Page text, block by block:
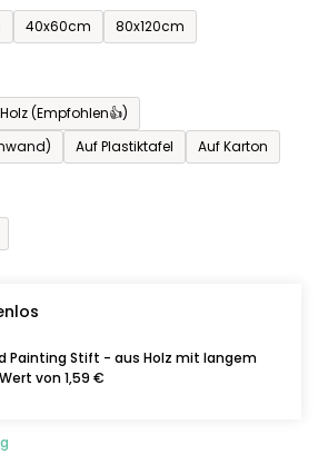
40x60cm 80x120cm
(Empfohlen👍)
Auf Plastiktafel Auf Karton
Painting Stift - aus Holz mit langem
von 1,59 €